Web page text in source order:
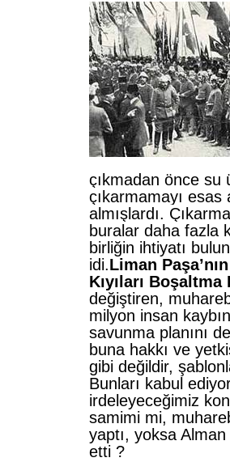
çıkmadan önce su
çıkarmamayı
almışlardı.
buralar daha fazla
birliğin ihtiyatı
idi.Liman
Kıyıları Boşaltma
değiştiren,
milyon insan
savunma planını
buna hakkı ve
gibi değildir,
Bunları kabul
irdeleyeceğimiz
samimi mi,
yaptı, yoksa
etti ?